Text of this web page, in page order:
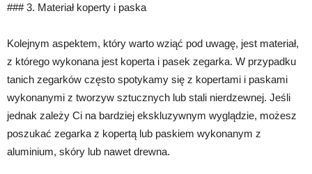
### 3. Materiał koperty i paska
Kolejnym aspektem, który warto wziąć pod uwagę, jest materiał,
z którego wykonana jest koperta i pasek zegarka. W przypadku
tanich zegarków często spotykamy się z kopertami i paskami
wykonanymi z tworzyw sztucznych lub stali nierdzewnej. Jeśli
jednak zależy Ci na bardziej ekskluzywnym wyglądzie, możesz
poszukać zegarka z kopertą lub paskiem wykonanym z
aluminium, skóry lub nawet drewna.